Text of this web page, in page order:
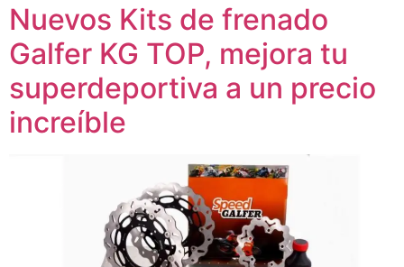
Nuevos Kits de frenado
Galfer KG TOP, mejora tu
superdeportiva a un precio
increíble